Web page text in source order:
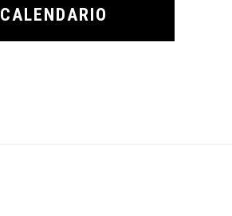
CALENDARIO